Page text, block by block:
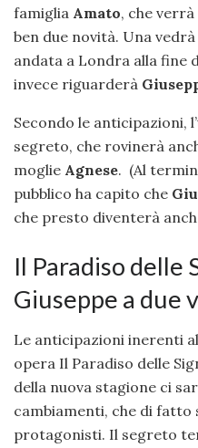
famiglia Amato, che
ben due novità. Una
andata a Londra alla fine
invece riguarderà
Secondo le anticipazioni,
segreto, che rovinerà
moglie Agnese. (Al
pubblico ha capito che
che presto diventerà
Il Paradiso delle
Giuseppe a due
Le anticipazioni inerenti
opera Il Paradiso delle
della nuova stagione ci
cambiamenti, che di
protagonisti. Il segreto